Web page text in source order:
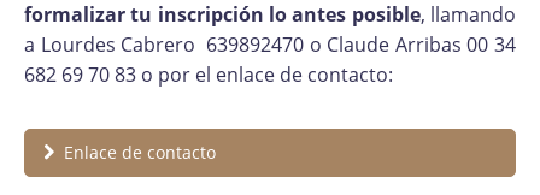
formalizar tu inscripción lo antes posible, llamando
a Lourdes Cabrero 639892470 o Claude Arribas 00 34
682 69 70 83 o por el enlace de contacto:
Enlace de contacto